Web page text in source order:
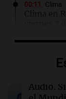
00:11 Clima
Clima en
Incendio
Audio.